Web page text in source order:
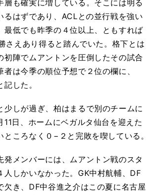
層も確実に増している。そこには明る
るはずであり、ACLとの並行戦を強い
最低でも昨季の４位以上、ともすれば
さえあり得ると踏んでいた。格下とは
初陣でムアントンを圧倒したその試合
者は今季の順位予想で２位の欄に、
記した。
しが過ぎ、柏はまるで別のチームに
11日、ホームにベガルタ仙台を迎えた
ところなく０−２と完敗を喫している。
メンバーには、ムアントン戦のスタ
人しかいなかった。GK中村航輔、DF
欠き、DF中谷進之介はこの夏に名古屋